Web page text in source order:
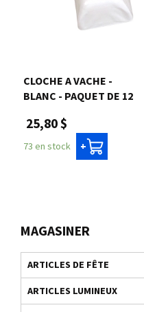
MAGASINER
ARTICLES DE FÊTE
ARTICLES LUMINEUX
CLOCHE A VACHE -
BLANC - PAQUET DE 12
25,80 $
73 en stock +